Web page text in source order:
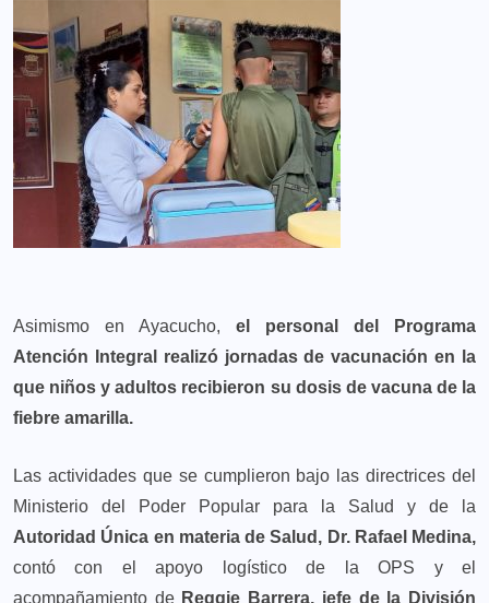
Asimismo en Ayacucho, el personal del Programa
Atención Integral realizó jornadas de vacunación en la
que niños y adultos recibieron su dosis de vacuna de la
fiebre amarilla.
Las actividades que se cumplieron bajo las directrices del
Ministerio del Poder Popular para la Salud y de la
Autoridad Única en materia de Salud, Dr. Rafael Medina,
contó con el apoyo logístico de la OPS y el
acompañamiento de Reggie Barrera, jefe de la División